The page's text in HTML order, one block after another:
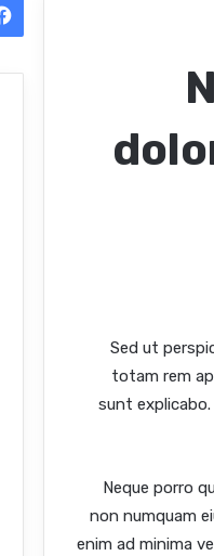
Sed ut
totam rem
sunt
Neque porro
non numquam
enim ad minima